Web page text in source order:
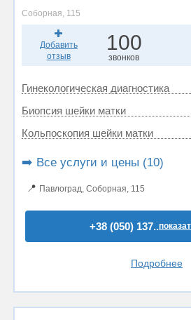
Соборная, 115
Добавить
отзыв
100
звонков
Гинекологическая диагностика
Биопсия шейки матки
Кольпоскопия шейки матки
➡️ Все услуги и цены (10)
📍 Павлоград, Соборная, 115
+38 (050) 137..
Подробнее